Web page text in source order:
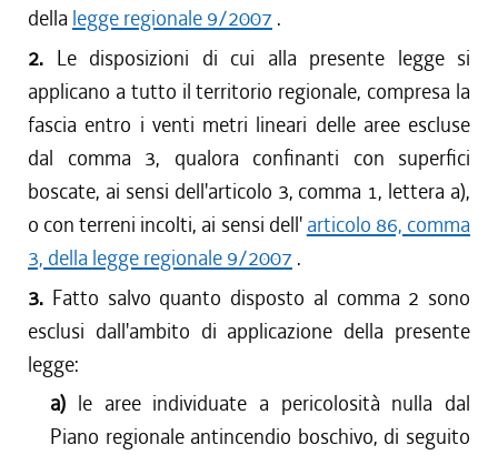
della legge regionale 9/2007 .
2. Le disposizioni di cui alla presente legge si
applicano a tutto il territorio regionale, compresa la
fascia entro i venti metri lineari delle aree escluse
dal comma 3, qualora confinanti con superfici
boscate, ai sensi dell'articolo 3, comma 1, lettera a),
o con terreni incolti, ai sensi dell' articolo 86, comma
3, della legge regionale 9/2007 .
3. Fatto salvo quanto disposto al comma 2 sono
esclusi dall'ambito di applicazione della presente
legge:
a) le aree individuate a pericolosità nulla dal
Piano regionale antincendio boschivo, di seguito